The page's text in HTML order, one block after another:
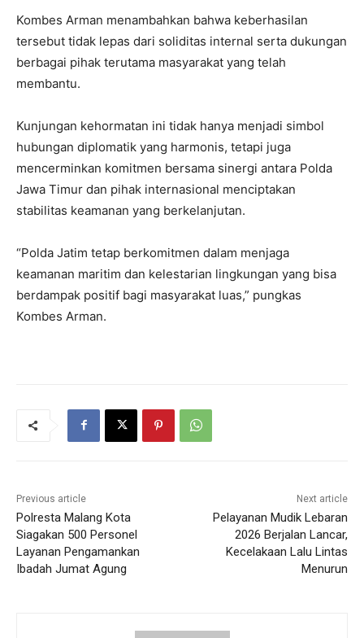
Kombes Arman menambahkan bahwa keberhasilan
tersebut tidak lepas dari soliditas internal serta dukungan
berbagai pihak terutama masyarakat yang telah
membantu.
Kunjungan kehormatan ini tidak hanya menjadi simbol
hubungan diplomatik yang harmonis, tetapi juga
mencerminkan komitmen bersama sinergi antara Polda
Jawa Timur dan pihak internasional menciptakan
stabilitas keamanan yang berkelanjutan.
“Polda Jatim tetap berkomitmen dalam menjaga
keamanan maritim dan kelestarian lingkungan yang bisa
berdampak positif bagi masyarakat luas,” pungkas
Kombes Arman.
Previous article
Polresta Malang Kota
Siagakan 500 Personel
Layanan Pengamankan
Ibadah Jumat Agung
Next article
Pelayanan Mudik Lebaran
2026 Berjalan Lancar,
Kecelakaan Lalu Lintas
Menurun